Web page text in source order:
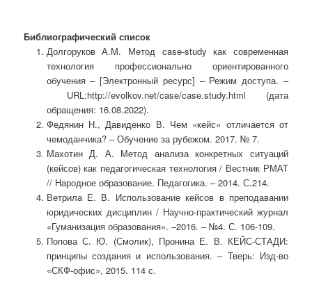
Библиографический список
Долгоруков А.М. Метод case-study как современная
технология профессионально ориентированного
обучения – [Электронный ресурс] – Режим доступа. –
URL:http://evolkov.net/case/case.study.html (дата
обращения: 16.08.2022).
Федянин Н., Давиденко В. Чем «кейс» отличается от
чемоданчика? – Обучение за рубежом. 2017. № 7.
Махотин Д. А. Метод анализа конкретных ситуаций
(кейсов) как педагогическая технология / Вестник РМАТ
// Народное образование. Педагогика. – 2014. С.214.
Ветрила Е. В. Использование кейсов в преподавании
юридических дисциплин / Научно-практический журнал
«Гуманизация образования». –2016. – №4. С. 106-109.
Попова С. Ю. (Смолик), Пронина Е. В. КЕЙС-СТАДИ:
принципы создания и использования. – Тверь: Изд-во
«СКФ-офис», 2015. 114 с.